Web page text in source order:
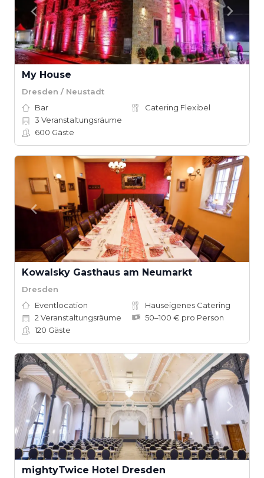
My House
Dresden / Neustadt
Bar
Catering Flexibel
3 Veranstaltungsräume
600 Gäste
Kowalsky Gasthaus am Neumarkt
Dresden
Eventlocation
Hauseigenes Catering
2 Veranstaltungsräume
50–100 € pro Person
120 Gäste
mightyTwice Hotel Dresden